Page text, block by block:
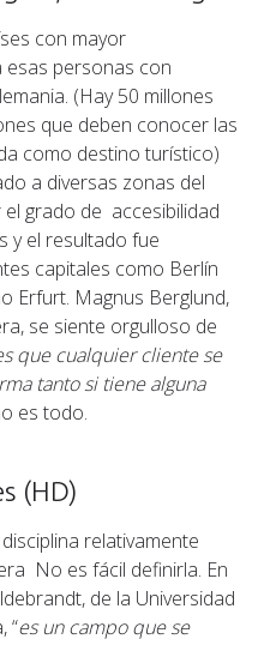
con mayor
esas personas con
(Hay 50 millones
que deben conocer las
como destino turístico)
a diversas zonas del
grado de accesibilidad
y el resultado fue
capitales como Berlín
Erfurt. Magnus Berglund,
se siente orgulloso de
que cualquier cliente se
tanto si tiene alguna
es todo.
(HD)
relativamente
No es fácil definirla. En
de la Universidad
“es un campo que se